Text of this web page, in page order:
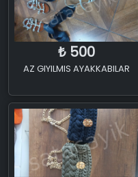
₺ 500
AZ GIYILMIS AYAKKABILAR